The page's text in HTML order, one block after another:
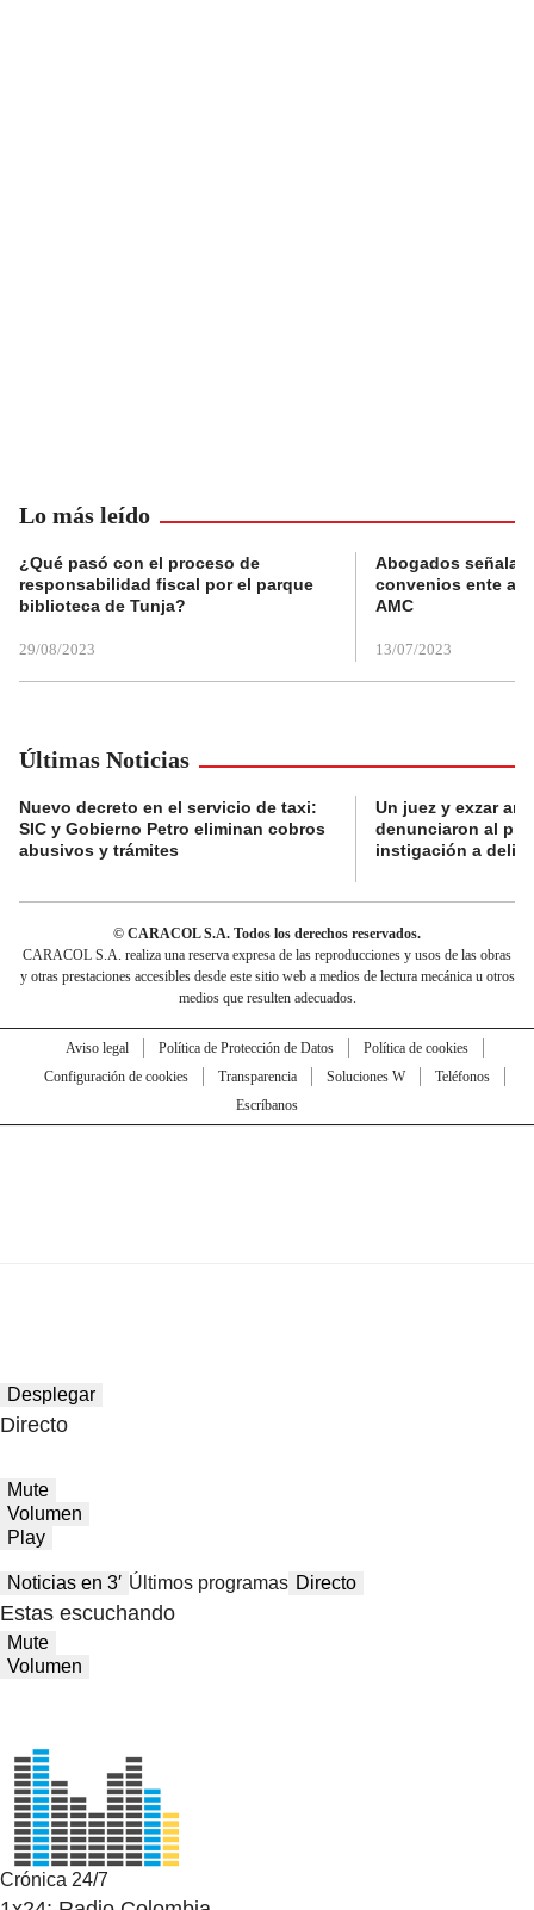
Lo más leído
¿Qué pasó con el proceso de
responsabilidad fiscal por el parque
biblioteca de Tunja?
29/08/2023
Abogados
convenios ente
AMC
13/07/2023
Últimas Noticias
Nuevo decreto en el servicio de taxi:
SIC y Gobierno Petro eliminan cobros
abusivos y trámites
Un juez y exzar
denunciaron al
instigación a
© CARACOL S.A. Todos los derechos reservados.
CARACOL S.A. realiza una reserva expresa de las reproducciones y usos de las obras
y otras prestaciones accesibles desde este sitio web a medios de lectura mecánica u otros
medios que resulten adecuados.
Aviso legal Política de Protección de Datos
Política de cookies
Configuración de cookies
Transparencia Soluciones W
Teléfonos
Escríbanos
Desplegar
Directo
Mute
Volumen
Play
Noticias en 3′ Últimos programas Directo
Estas escuchando
Mute
Volumen
Crónica 24/7